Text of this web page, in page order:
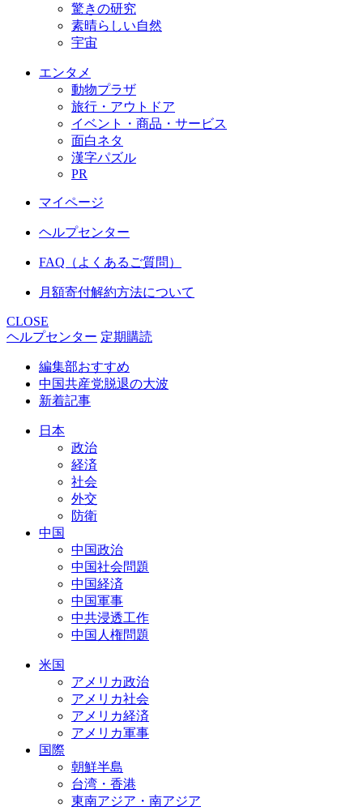
驚きの研究
素晴らしい自然
宇宙
エンタメ
動物プラザ
旅行・アウトドア
イベント・商品・サービス
面白ネタ
漢字パズル
PR
マイページ
ヘルプセンター
FAQ（よくあるご質問）
月額寄付解約方法について
CLOSE
ヘルプセンター 定期購読
編集部おすすめ
中国共産党脱退の大波
新着記事
日本
政治
経済
社会
外交
防衛
中国
中国政治
中国社会問題
中国経済
中国軍事
中共浸透工作
中国人権問題
米国
アメリカ政治
アメリカ社会
アメリカ経済
アメリカ軍事
国際
朝鮮半島
台湾・香港
東南アジア・南アジア